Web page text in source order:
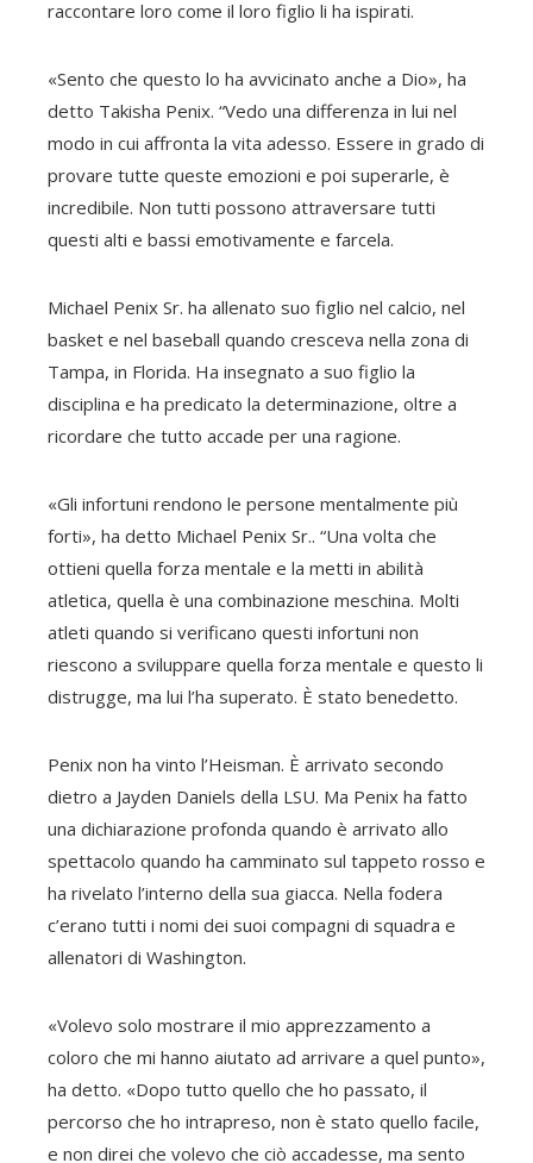
raccontare loro come il loro figlio li ha ispirati.
«Sento che questo lo ha avvicinato anche a Dio», ha
detto Takisha Penix. “Vedo una differenza in lui nel
modo in cui affronta la vita adesso. Essere in grado di
provare tutte queste emozioni e poi superarle, è
incredibile. Non tutti possono attraversare tutti
questi alti e bassi emotivamente e farcela.
Michael Penix Sr. ha allenato suo figlio nel calcio, nel
basket e nel baseball quando cresceva nella zona di
Tampa, in Florida. Ha insegnato a suo figlio la
disciplina e ha predicato la determinazione, oltre a
ricordare che tutto accade per una ragione.
«Gli infortuni rendono le persone mentalmente più
forti», ha detto Michael Penix Sr.. “Una volta che
ottieni quella forza mentale e la metti in abilità
atletica, quella è una combinazione meschina. Molti
atleti quando si verificano questi infortuni non
riescono a sviluppare quella forza mentale e questo li
distrugge, ma lui l’ha superato. È stato benedetto.
Penix non ha vinto l’Heisman. È arrivato secondo
dietro a Jayden Daniels della LSU. Ma Penix ha fatto
una dichiarazione profonda quando è arrivato allo
spettacolo quando ha camminato sul tappeto rosso e
ha rivelato l’interno della sua giacca. Nella fodera
c’erano tutti i nomi dei suoi compagni di squadra e
allenatori di Washington.
«Volevo solo mostrare il mio apprezzamento a
coloro che mi hanno aiutato ad arrivare a quel punto»,
ha detto. «Dopo tutto quello che ho passato, il
percorso che ho intrapreso, non è stato quello facile,
e non direi che volevo che ciò accadesse, ma sento